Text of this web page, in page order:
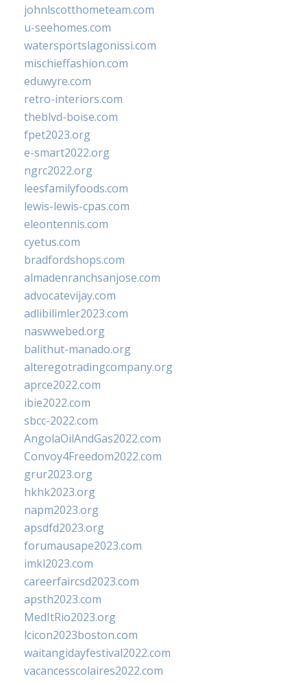
johnlscotthometeam.com
u-seehomes.com
watersportslagonissi.com
mischieffashion.com
eduwyre.com
retro-interiors.com
theblvd-boise.com
fpet2023.org
e-smart2022.org
ngrc2022.org
leesfamilyfoods.com
lewis-lewis-cpas.com
eleontennis.com
cyetus.com
bradfordshops.com
almadenranchsanjose.com
advocatevijay.com
adlibilimler2023.com
naswwebed.org
balithut-manado.org
alteregotradingcompany.org
aprce2022.com
ibie2022.com
sbcc-2022.com
AngolaOilAndGas2022.com
Convoy4Freedom2022.com
grur2023.org
hkhk2023.org
napm2023.org
apsdfd2023.org
forumausape2023.com
imkl2023.com
careerfaircsd2023.com
apsth2023.com
MedItRio2023.org
lcicon2023boston.com
waitangidayfestival2022.com
vacancesscolaires2022.com